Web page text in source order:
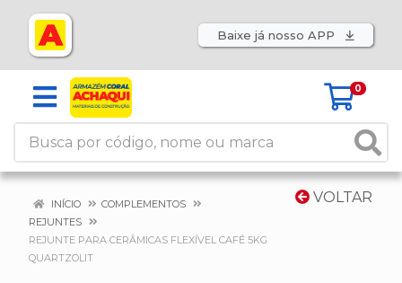
Baixe já nosso APP
0
VOLTAR
INÍCIO
COMPLEMENTOS
REJUNTES
REJUNTE PARA CERÂMICAS FLEXÍVEL CAFÉ 5KG
QUARTZOLIT